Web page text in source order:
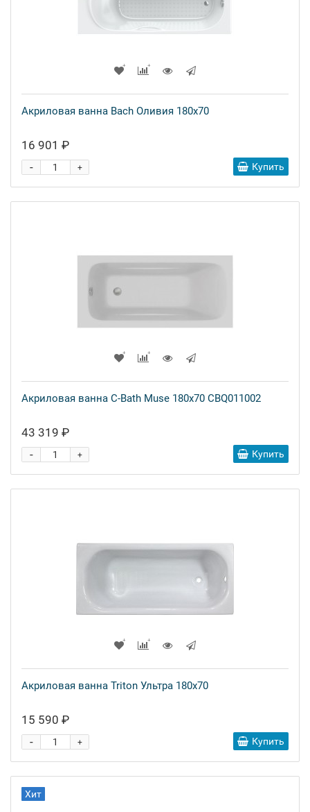
Акриловая ванна Bach Оливия 180x70
16 901 ₽
+
- Купить
Акриловая ванна C-Bath Muse 180х70 CBQ011002
43 319 ₽
+
- Купить
Акриловая ванна Triton Ультра 180x70
15 590 ₽
+
- Купить
Хит